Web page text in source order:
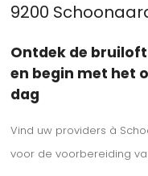
9200
Ontdek de
en begin met het
dag
Vind uw providers à
voor de voorbereiding